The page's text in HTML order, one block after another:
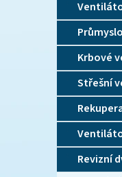
n
p
e
Krbové
Střešní
Revizní